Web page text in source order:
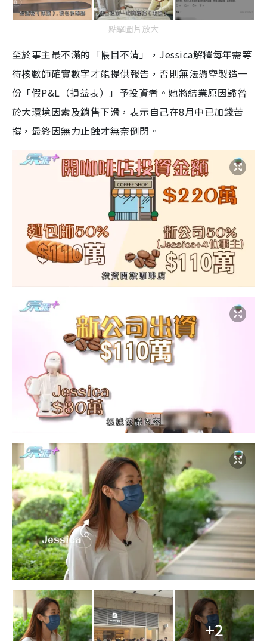
點擊圖片放大
至於事主最不滿的「帳目不清」，Jessica解釋每年需等
待核數師確實數字才能提供報告，否則無法憑空製造一
份「假P&L（損益表）」予投資者。她將結業原因歸咎
於大環境因素及銷售下滑，表示自己在8月中已加錢苦
撐，最終因無力止蝕才無奈倒閉。
+2